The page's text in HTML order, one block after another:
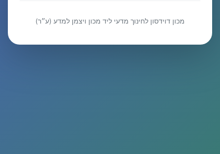
מכון דוידסון לחינוך מדעי ליד מכון ויצמן למדע (ע״ר)